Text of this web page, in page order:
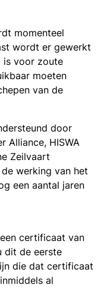
momenteel
wordt er gewerkt
is voor zoute
moeten
van de
door
Alliance, HISWA
Zeilvaart
werking van het
een aantal jaren
certificaat van
dit de eerste
die dat certificaat
al